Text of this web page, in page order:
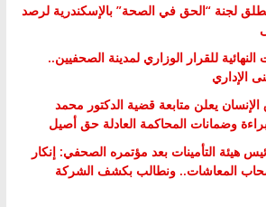
لجنة “الحق في الصحة” بالإسكندرية لرصد
للقرار الوزاري لمدينة الصحفيين..
الإداري
يعلن متابعة قضية الدكتور محمد
وضمانات المحاكمة العادلة حق أصيل
هيئة التأمينات بعد مؤتمره الصحفي: إنكار
أصحاب المعاشات.. ونطالب بكشف الشركة